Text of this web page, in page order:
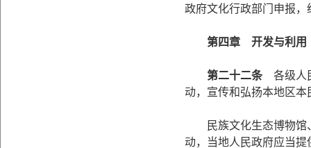
政府文化行政部门申报
第四章 开发与利用
第二十二条各级人
动，宣传和弘扬本地区
民族文化生态博物馆
动，当地人民政府应当